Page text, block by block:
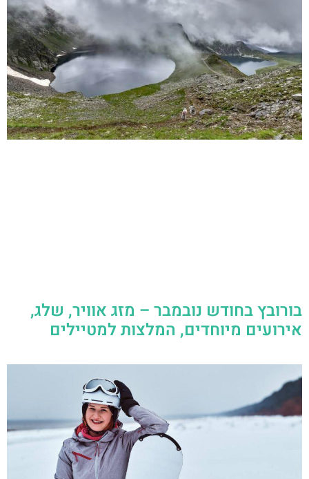
בורובץ בחודש נובמבר – מזג אוויר, שלג,
אירועים מיוחדים, המלצות למטיילים